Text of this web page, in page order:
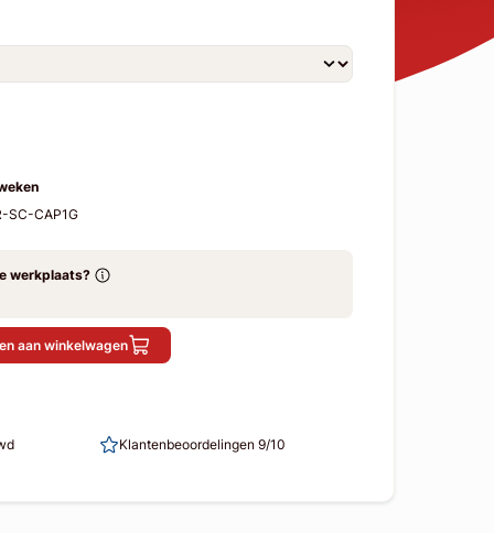
SC-CAP1G
werkplaats?
aan winkelwagen
Klantenbeoordelingen 9/10